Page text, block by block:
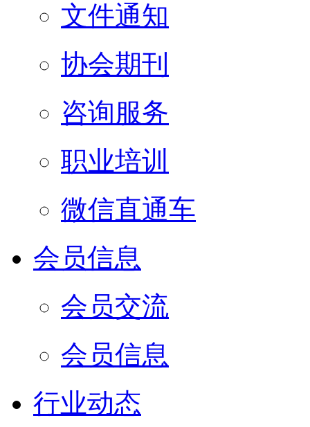
文件通知
协会期刊
咨询服务
职业培训
微信直通车
会员信息
会员交流
会员信息
行业动态